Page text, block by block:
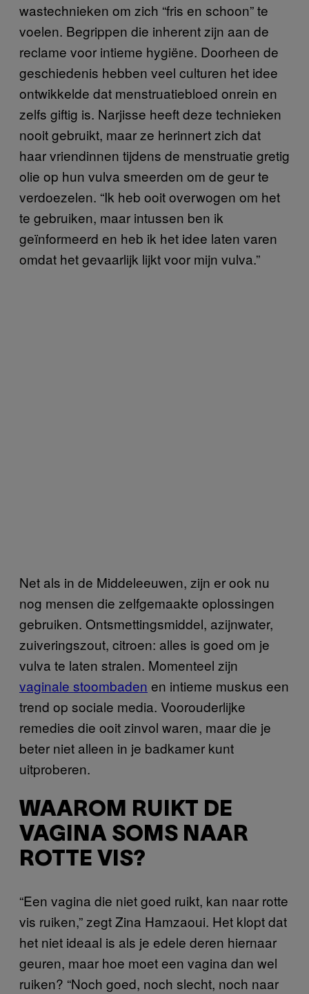
wastechnieken om zich “fris en schoon” te
voelen. Begrippen die inherent zijn aan de
reclame voor intieme hygiëne. Doorheen de
geschiedenis hebben veel culturen het idee
ontwikkelde dat menstruatiebloed onrein en
zelfs giftig is. Narjisse heeft deze technieken
nooit gebruikt, maar ze herinnert zich dat
haar vriendinnen tijdens de menstruatie gretig
olie op hun vulva smeerden om de geur te
verdoezelen. “Ik heb ooit overwogen om het
te gebruiken, maar intussen ben ik
geïnformeerd en heb ik het idee laten varen
omdat het gevaarlijk lijkt voor mijn vulva.”
Net als in de Middeleeuwen, zijn er ook nu
nog mensen die zelfgemaakte oplossingen
gebruiken. Ontsmettingsmiddel, azijnwater,
zuiveringszout, citroen: alles is goed om je
vulva te laten stralen. Momenteel zijn
vaginale stoombaden en intieme muskus een
trend op sociale media. Voorouderlijke
remedies die ooit zinvol waren, maar die je
beter niet alleen in je badkamer kunt
uitproberen.
WAAROM RUIKT DE
VAGINA SOMS NAAR
ROTTE VIS?
“Een vagina die niet goed ruikt, kan naar rotte
vis ruiken,” zegt Zina Hamzaoui. Het klopt dat
het niet ideaal is als je edele deren hiernaar
geuren, maar hoe moet een vagina dan wel
ruiken? “Noch goed, noch slecht, noch naar